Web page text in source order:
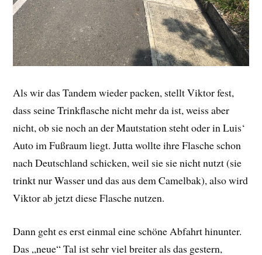
Als wir das Tandem wieder packen, stellt Viktor fest,
dass seine Trinkflasche nicht mehr da ist, weiss aber
nicht, ob sie noch an der Mautstation steht oder in Luis‘
Auto im Fußraum liegt. Jutta wollte ihre Flasche schon
nach Deutschland schicken, weil sie sie nicht nutzt (sie
trinkt nur Wasser und das aus dem Camelbak), also wird
Viktor ab jetzt diese Flasche nutzen.
Dann geht es erst einmal eine schöne Abfahrt hinunter.
Das „neue“ Tal ist sehr viel breiter als das gestern,